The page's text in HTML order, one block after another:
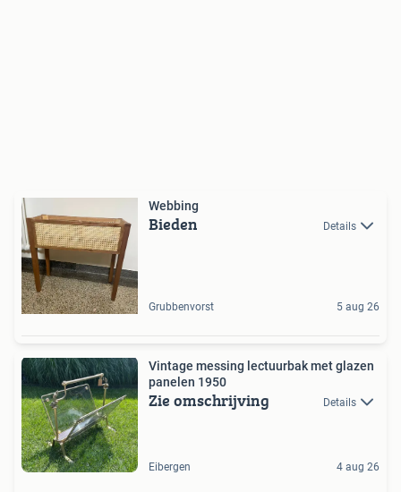
Webbing
Bieden Details
Grubbenvorst 5 aug 26
Vintage messing lectuurbak met glazen
panelen 1950
Zie omschrijving Details
Eibergen 4 aug 26